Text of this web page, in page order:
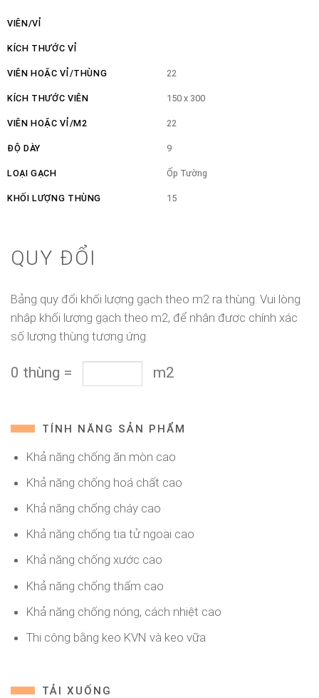
VIÊN/VỈ
KÍCH THƯỚC VỈ
VIÊN HOẶC VỈ/THÙNG 22
KÍCH THƯỚC VIÊN 150 x 300
VIÊN HOẶC VỈ/M2 22
ĐỘ DÀY 9
LOẠI GẠCH Ốp Tường
KHỐI LƯỢNG THÙNG 15
QUY ĐỔI
Bảng quy đổi khối lượng gạch theo m2 ra thùng. Vui lòng
nhập khối lượng gạch theo m2, để nhận được chính xác
số lượng thùng tương ứng.
0 thùng = m2
TÍNH NĂNG SẢN PHẨM
Khả năng chống ăn mòn cao
Khả năng chống hoá chất cao
Khả năng chống cháy cao
Khả năng chống tia tử ngoại cao
Khả năng chống xước cao
Khả năng chống thấm cao
Khả năng chống nóng, cách nhiệt cao
Thi công bằng keo KVN và keo vữa
TẢI XUỐNG